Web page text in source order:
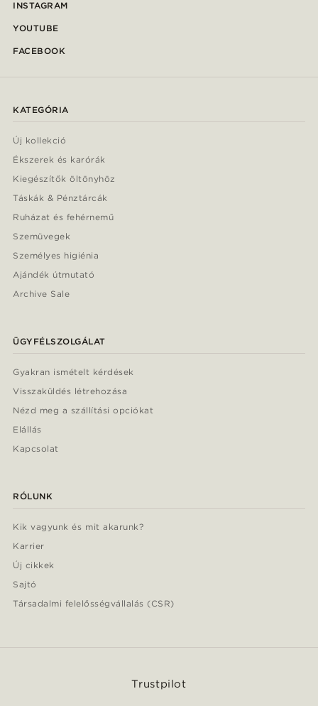
INSTAGRAM
YOUTUBE
FACEBOOK
KATEGÓRIA
Új kollekció
Ékszerek és karórák
Kiegészítők öltönyhöz
Táskák & Pénztárcák
Ruházat és fehérnemű
Szemüvegek
Személyes higiénia
Ajándék útmutató
Archive Sale
ÜGYFÉLSZOLGÁLAT
Gyakran ismételt kérdések
Visszaküldés létrehozása
Nézd meg a szállítási opciókat
Elállás
Kapcsolat
RÓLUNK
Kik vagyunk és mit akarunk?
Karrier
Új cikkek
Sajtó
Társadalmi felelősségvállalás (CSR)
Trustpilot